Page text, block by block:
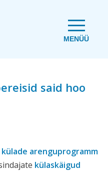
MENÜÜ
said hoo
arenguprogramm
külaskäigud